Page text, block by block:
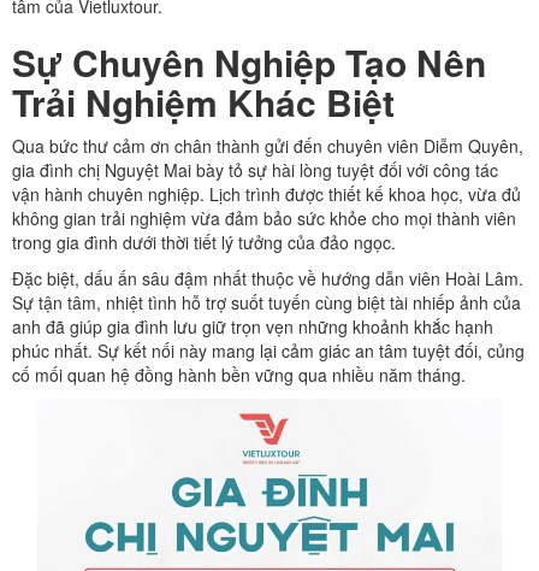
tâm của Vietluxtour.
Sự Chuyên Nghiệp Tạo Nên
Trải Nghiệm Khác Biệt
Qua bức thư cảm ơn chân thành gửi đến chuyên viên Diễm Quyên,
gia đình chị Nguyệt Mai bày tỏ sự hài lòng tuyệt đối với công tác
vận hành chuyên nghiệp. Lịch trình được thiết kế khoa học, vừa đủ
không gian trải nghiệm vừa đảm bảo sức khỏe cho mọi thành viên
trong gia đình dưới thời tiết lý tưởng của đảo ngọc.
Đặc biệt, dấu ấn sâu đậm nhất thuộc về hướng dẫn viên Hoài Lâm.
Sự tận tâm, nhiệt tình hỗ trợ suốt tuyến cùng biệt tài nhiếp ảnh của
anh đã giúp gia đình lưu giữ trọn vẹn những khoảnh khắc hạnh
phúc nhất. Sự kết nối này mang lại cảm giác an tâm tuyệt đối, củng
cố mối quan hệ đồng hành bền vững qua nhiều năm tháng.